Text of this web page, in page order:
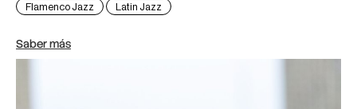
Flamenco Jazz Latin Jazz
Saber más